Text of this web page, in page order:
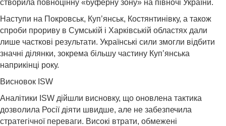
створила повноцінну «буферну зону» на півночі України.
Наступи на Покровськ, Куп’янськ, Костянтинівку, а також
спроби прориву в Сумській і Харківській областях дали
лише часткові результати. Українські сили змогли відбити
значні ділянки, зокрема більшу частину Куп’янська
наприкінці року.
Висновок ISW
Аналітики ISW дійшли висновку, що оновлена тактика
дозволила Росії діяти швидше, але не забезпечила
стратегічної переваги. Високі втрати, обмежені